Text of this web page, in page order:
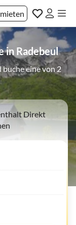
in Radebeul
eine von 2
Direkt